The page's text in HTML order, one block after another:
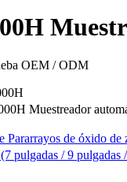
OEM / ODM
Muestreador
de óxido de
pulgadas / 9